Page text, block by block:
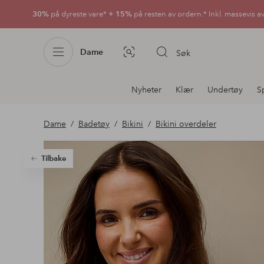
30% på dyreste vare* + 15% på resten av ordern.* Inkl. massevis
Dame Bildesøk Søk
Avdelingsnavigering
Nyheter Klær Undertøy
Dame Badetøy Bikini Bikini overdeler
Tilbake